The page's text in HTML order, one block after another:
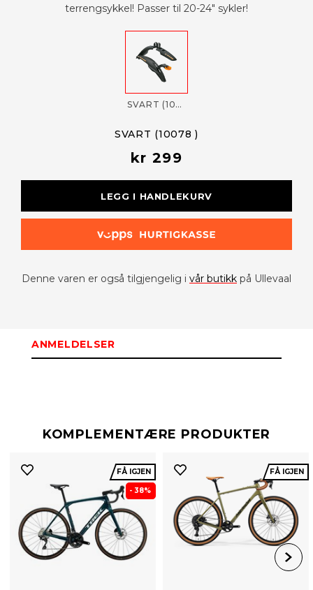
terrengsykkel! Passer til 20-24" sykler!
SVART (10078 )
SVART (10078 )
kr 299
LEGG I HANDLEKURV
Denne varen er også tilgjengelig i vår butikk på Ullevaal
ANMELDELSER
KOMPLEMENTÆRE PRODUKTER
FÅ IGJEN
- 38%
FÅ IGJEN